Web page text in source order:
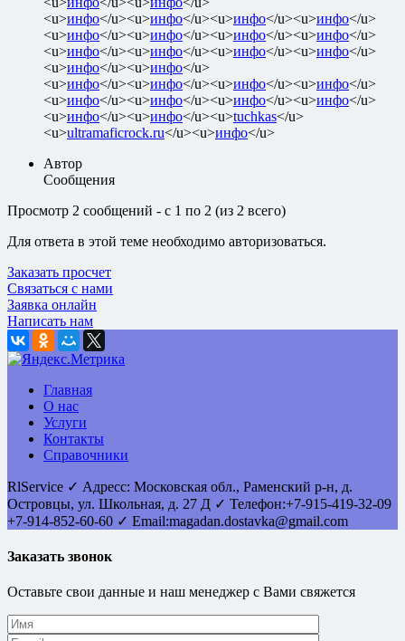
<u>инфо</u><u>инфо</u><u>инфо</u><u>инфо</u>
<u>инфо</u><u>инфо</u><u>инфо</u><u>инфо</u>
<u>инфо</u><u>инфо</u><u>инфо</u><u>инфо</u>
<u>инфо</u><u>инфо</u>
<u>инфо</u><u>инфо</u><u>инфо</u><u>инфо</u>
<u>инфо</u><u>инфо</u><u>инфо</u><u>инфо</u>
<u>инфо</u><u>инфо</u><u>tuchkas</u>
<u>ultramaficrock.ru</u><u>инфо</u>
Автор
Сообщения
Просмотр 2 сообщений - с 1 по 2 (из 2 всего)
Для ответа в этой теме необходимо авторизоваться.
Заказать просчет
Связаться с нами
Заявка онлайн
Написать нам
Главная
О нас
Услуги
Контакты
Справочники
RlService ✓ Адресс: Московская обл., Раменский р-н, д.
Островцы, ул. Школьная, д. 27 Д ✓ Телефон:+7-915-419-32-09
+7-914-852-60-60 ✓ Email:magadan.dostavka@gmail.com
Заказать звонок
Оставьте свои данные и наш менеджер с Вами свяжется